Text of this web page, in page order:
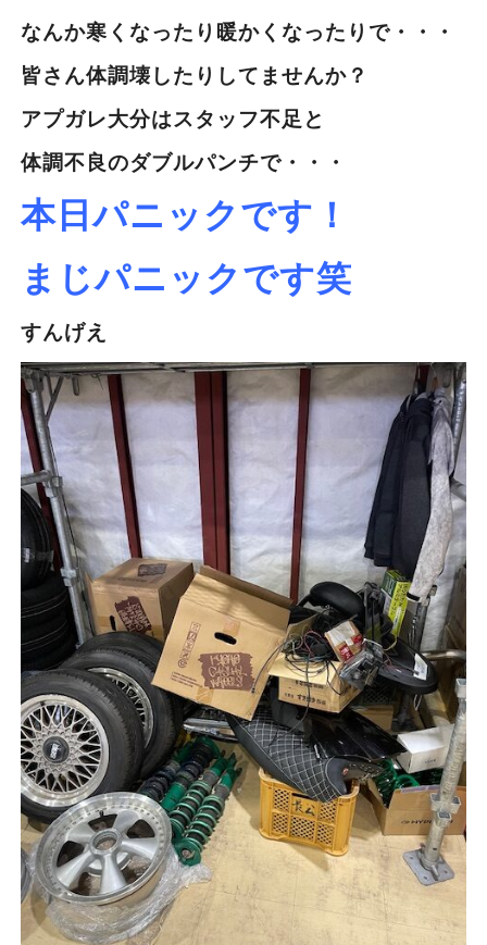
なんか寒くなったり暖かくなったりで・・・
皆さん体調壊したりしてませんか？
アプガレ大分はスタッフ不足と
体調不良のダブルパンチで・・・
本日パニックです！
まじパニックです笑
すんげえ